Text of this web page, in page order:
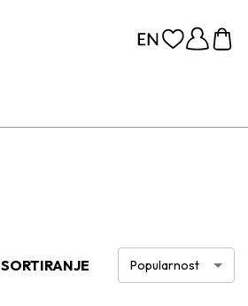
SORTIRANJE Popularnost